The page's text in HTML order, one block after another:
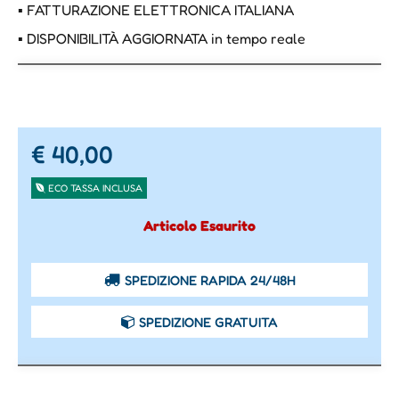
▪ FATTURAZIONE ELETTRONICA ITALIANA
▪ DISPONIBILITÀ AGGIORNATA in tempo reale
€ 40,00
ECO TASSA INCLUSA
Articolo Esaurito
SPEDIZIONE RAPIDA 24/48H
SPEDIZIONE GRATUITA